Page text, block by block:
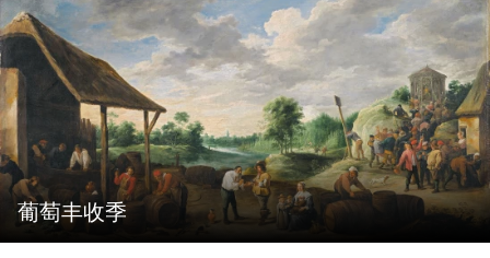
葡萄丰收季